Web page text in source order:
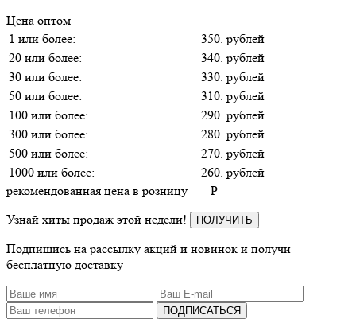
Цена оптом
1 или более:
350. рублей
20 или более:
340. рублей
30 или более:
330. рублей
50 или более:
310. рублей
100 или более:
290. рублей
300 или более:
280. рублей
500 или более:
270. рублей
1000 или более:
260. рублей
рекомендованная цена в розницу
P
Узнай хиты продаж этой недели!
ПОЛУЧИТЬ
Подпишись на рассылку акций и новинок и получи
бесплатную доставку
ПОДПИСАТЬСЯ